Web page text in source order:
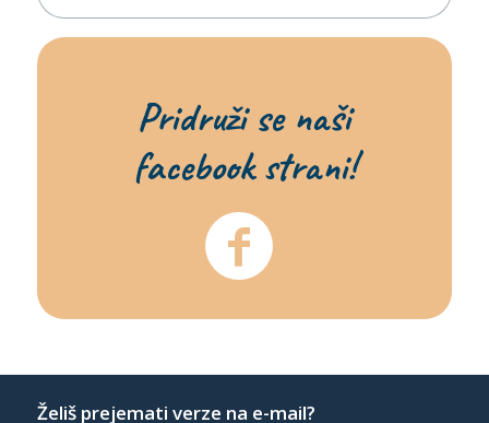
Pridruži se naši
facebook strani!
Želiš prejemati verze na e-mail?